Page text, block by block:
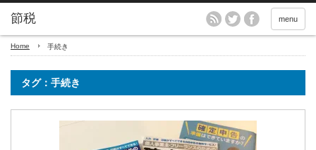
menu
Home 手続き
タグ：手続き